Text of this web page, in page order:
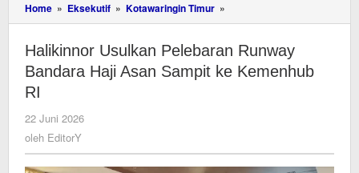
Home » Eksekutif » Kotawaringin Timur »
Usulkan
Runway
Bandara
Haji
RI
Halikinnor Usulkan Pelebaran Runway
Bandara Haji Asan Sampit ke Kemenhub
RI
22 Juni 2026
oleh EditorY